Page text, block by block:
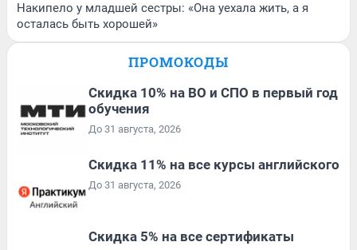
Накипело у младшей сестры: «Она уехала жить, а я
осталась быть хорошей»
ПРОМОКОДЫ
Скидка 10% на ВО и СПО в первый год
обучения
До 31 августа, 2026
Скидка 11% на все курсы английского
До 31 августа, 2026
Скидка 5% на все сертификаты